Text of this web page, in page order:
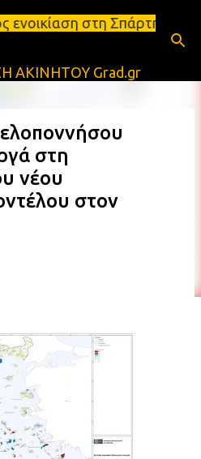
περιεχόμενο
Ενοικιάσεις
ΑΚΙΝΗΤΟΥ Grad.gr
στη
νέου
στον